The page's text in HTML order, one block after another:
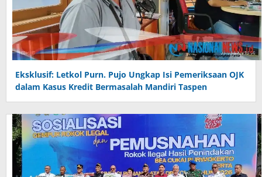
Eksklusif: Letkol Purn. Pujo Ungkap Isi Pemeriksaan OJK
dalam Kasus Kredit Bermasalah Mandiri Taspen